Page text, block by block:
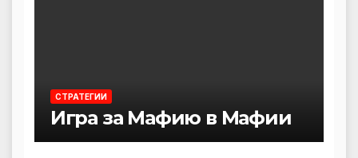
СТРАТЕГИИ
Игра за Мафию в Мафии